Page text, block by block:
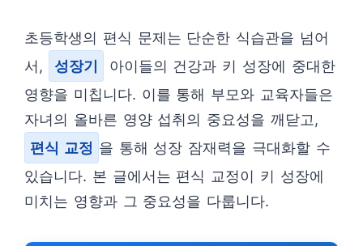
초등학생의 편식 문제는 단순한 식습관을 넘어
서,
성장기
아이들의 건강과 키 성장에 중대한
영향을 미칩니다. 이를 통해 부모와 교육자들은
자녀의 올바른 영양 섭취의 중요성을 깨닫고,
편식 교정 을 통해 성장 잠재력을 극대화할 수
있습니다. 본 글에서는 편식 교정이 키 성장에
미치는 영향과 그 중요성을 다룹니다.